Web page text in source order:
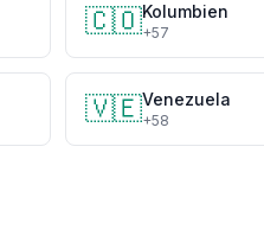
🇨🇴Kolumbien
+57
🇻🇪Venezuela
+58